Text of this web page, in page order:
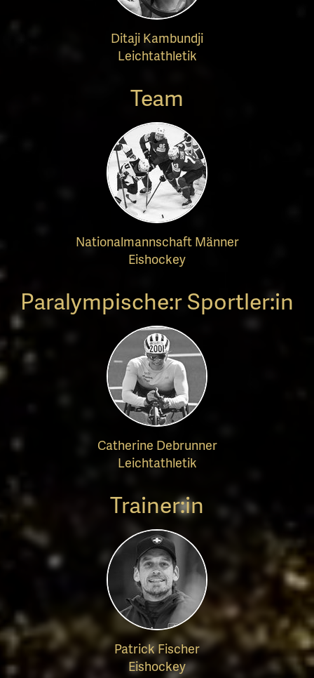
Ditaji Kambundji
Leichtathletik
Team
Nationalmannschaft Männer
Eishockey
Paralympische:r Sportler:in
Catherine Debrunner
Leichtathletik
Trainer:in
Patrick Fischer
Eishockey